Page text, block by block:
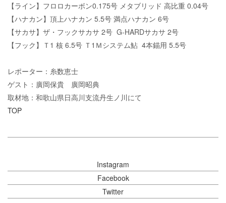
【ライン】フロロカーボン0.175号 メタブリッド 高比重 0.04号
【ハナカン】頂上ハナカン 5.5号 満点ハナカン 6号
【サカサ】ザ・フックサカサ 2号 G-HARDサカサ 2号
【フック】Ｔ1 核 6.5号 Ｔ1Ｍシステム鮎 4本錨用 5.5号
レポーター：糸数恵士
ゲスト：廣岡保貴 廣岡昭典
取材地：和歌山県日高川支流丹生ノ川にて
TOP
Instagram
Facebook
Twitter